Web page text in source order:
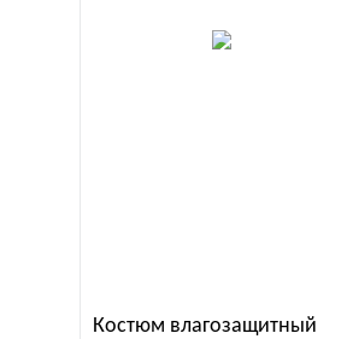
Костюм влагозащитный